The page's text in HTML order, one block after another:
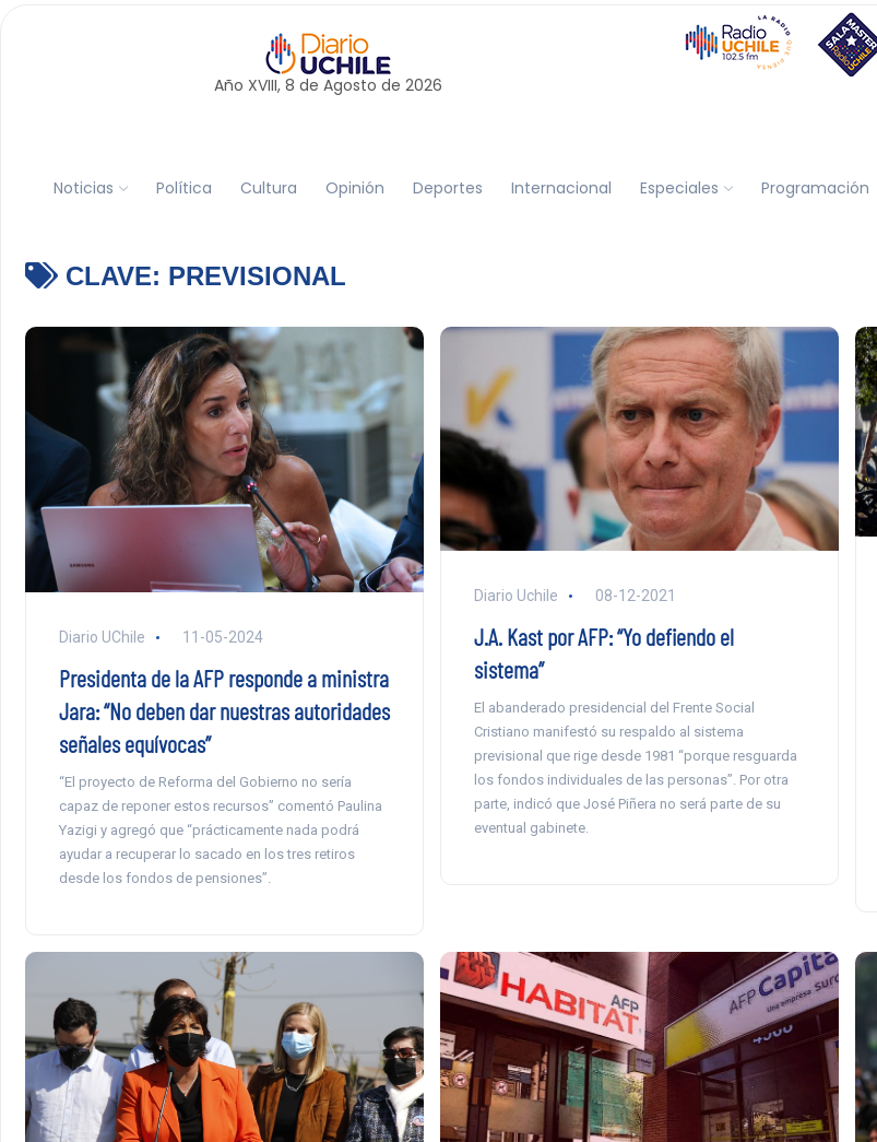
Año XVIII, 8 de Agosto de 2026
Noticias Política Cultura Opinión Deportes Internacional Especiales Programación
CLAVE: PREVISIONAL
Diario UChile 11-05-2024
Presidenta de la AFP responde a ministra
Jara: “No deben dar nuestras autoridades
señales equívocas”
“El proyecto de Reforma del Gobierno no sería
capaz de reponer estos recursos” comentó Paulina
Yazigi y agregó que “prácticamente nada podrá
ayudar a recuperar lo sacado en los tres retiros
desde los fondos de pensiones”.
Diario Uchile 08-12-2021
J.A. Kast por AFP: “Yo defiendo el
sistema”
El abanderado presidencial del Frente Social
Cristiano manifestó su respaldo al sistema
previsional que rige desde 1981 “porque resguarda
los fondos individuales de las personas”. Por otra
parte, indicó que José Piñera no será parte de su
eventual gabinete.